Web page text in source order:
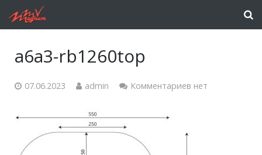
a6a3-rb1260top
07.06.2023 admin Комментариев нет